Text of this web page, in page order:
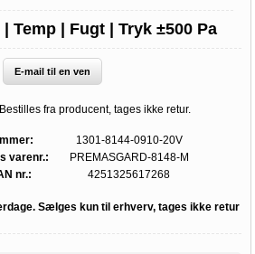
Temp | Fugt | Tryk ±500 Pa
E-mail til en ven
Bestilles fra producent, tages ikke retur.
1301-8144-0910-20V
varenr.:
PREMASGARD-8148-M
nr.:
4251325617268
Sælges kun til erhverv, tages ikke retur